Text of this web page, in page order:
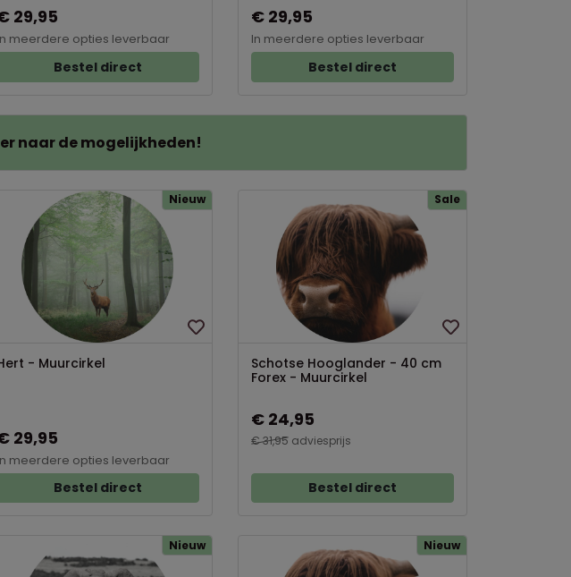
29,95
meerdere opties leverbaar
Bestel direct
€ 29,95
In meerdere opties leverbaar
Bestel direct
naar de mogelijkheden!
Nieuw
- Muurcirkel
29,95
meerdere opties leverbaar
Bestel direct
Sale
Schotse Hooglander - 40 cm
Forex - Muurcirkel
€ 24,95
€ 31,95adviesprijs
Bestel direct
Nieuw Nieuw